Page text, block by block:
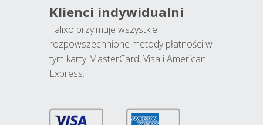
Klienci indywidualni
Talixo przyjmuje wszystkie
rozpowszechnione metody płatności w
tym karty MasterCard, Visa i American
Express.